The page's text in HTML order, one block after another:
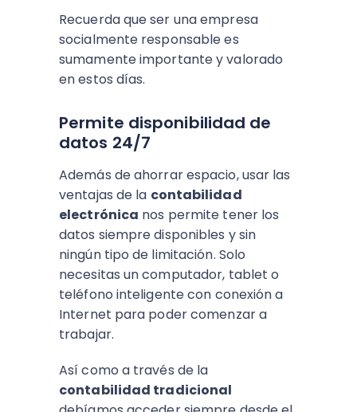
Recuerda que ser una empresa
socialmente responsable es
sumamente importante y valorado
en estos días.
Permite disponibilidad de
datos 24/7
Además de ahorrar espacio, usar las
ventajas de la contabilidad
electrónica nos permite tener los
datos siempre disponibles y sin
ningún tipo de limitación. Solo
necesitas un computador, tablet o
teléfono inteligente con conexión a
Internet para poder comenzar a
trabajar.
Así como a través de la
contabilidad tradicional